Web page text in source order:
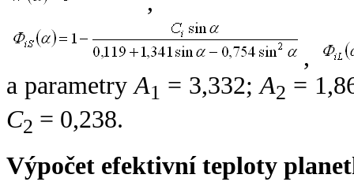
,
a parametryA1 = 3,332;A2 =
C2 = 0,238.
Výpočet efektivní teploty